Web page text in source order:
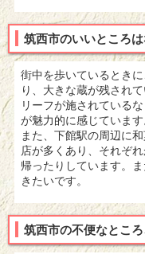
筑西市のいいところ
街中を歩いているとき
り、大きな蔵が残され
リーフが施されている
が魅力的に感じています
また、下館駅の周辺に
店が多くあり、それぞ
帰ったりしています。
きたいです。
筑西市の不便なとこ